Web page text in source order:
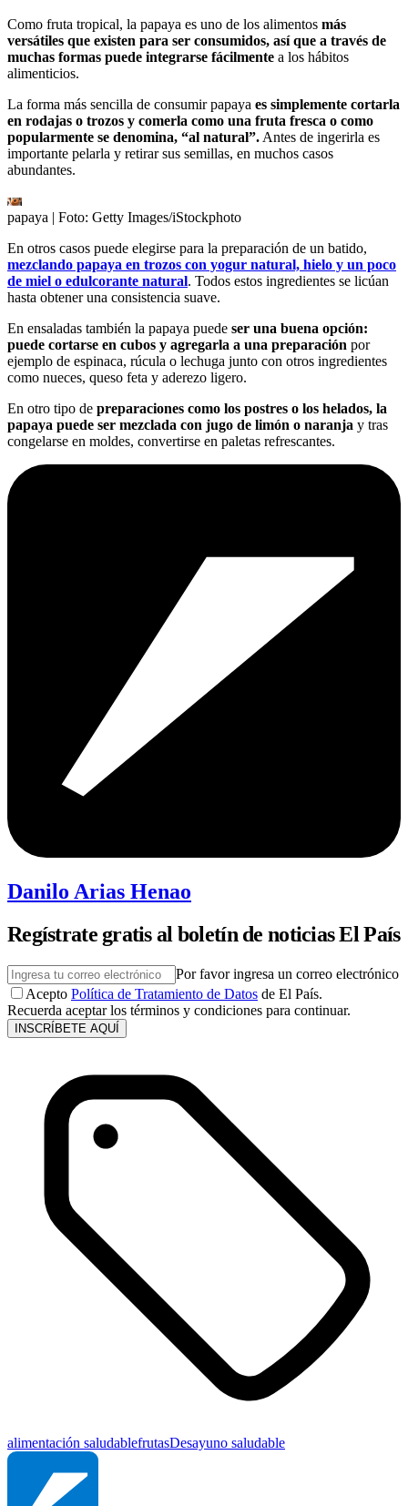
Como fruta tropical, la papaya es uno de los alimentos más
versátiles que existen para ser consumidos, así que a través de
muchas formas puede integrarse fácilmente a los hábitos
alimenticios.
La forma más sencilla de consumir papaya es simplemente cortarla
en rodajas o trozos y comerla como una fruta fresca o como
popularmente se denomina, “al natural”. Antes de ingerirla es
importante pelarla y retirar sus semillas, en muchos casos
abundantes.
papaya | Foto: Getty Images/iStockphoto
En otros casos puede elegirse para la preparación de un batido,
mezclando papaya en trozos con yogur natural, hielo y un poco
de miel o edulcorante natural. Todos estos ingredientes se licúan
hasta obtener una consistencia suave.
En ensaladas también la papaya puede ser una buena opción:
puede cortarse en cubos y agregarla a una preparación por
ejemplo de espinaca, rúcula o lechuga junto con otros ingredientes
como nueces, queso feta y aderezo ligero.
En otro tipo de preparaciones como los postres o los helados, la
papaya puede ser mezclada con jugo de limón o naranja y tras
congelarse en moldes, convertirse en paletas refrescantes.
Danilo Arias Henao
Regístrate gratis al boletín de noticias El País
Por favor ingresa un correo electrónico
Acepto Política de Tratamiento de Datos de El País.
Recuerda aceptar los términos y condiciones para continuar.
INSCRÍBETE AQUÍ
alimentación saludablefrutasDesayuno saludable